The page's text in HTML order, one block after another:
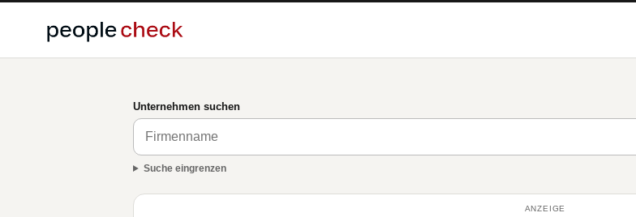
Unternehmen suchen
Suche eingrenzen
ANZEIGE